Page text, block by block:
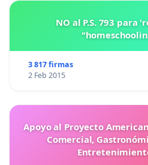
NO al P.S. 793 para
3 817 firmas
2 Feb 2015
Apoyo al Proyecto
Comercial,